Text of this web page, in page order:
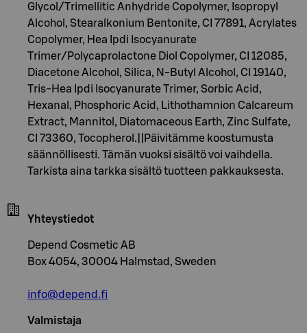
Glycol/Trimellitic Anhydride Copolymer, Isopropyl
Alcohol, Stearalkonium Bentonite, CI 77891, Acrylates
Copolymer, Hea Ipdi Isocyanurate
Trimer/Polycaprolactone Diol Copolymer, CI 12085,
Diacetone Alcohol, Silica, N-Butyl Alcohol, CI 19140,
Tris-Hea Ipdi Isocyanurate Trimer, Sorbic Acid,
Hexanal, Phosphoric Acid, Lithothamnion Calcareum
Extract, Mannitol, Diatomaceous Earth, Zinc Sulfate,
CI 73360, Tocopherol.||Päivitämme koostumusta
säännöllisesti. Tämän vuoksi sisältö voi vaihdella.
Tarkista aina tarkka sisältö tuotteen pakkauksesta.
Yhteystiedot
Depend Cosmetic AB
Box 4054, 30004 Halmstad, Sweden
info@depend.fi
Valmistaja